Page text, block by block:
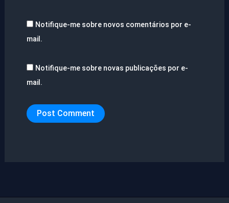
Notifique-me sobre novos comentários por e-
mail.
Notifique-me sobre novas publicações por e-
mail.